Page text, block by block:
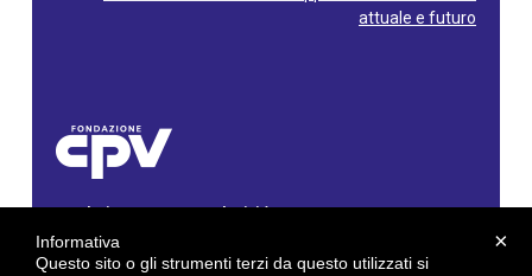
attuale e futuro
Fondazione Centro Produttività Veneto
Via Gioacchino Rossini, 60 - 36100 Vicenza - Italy
Tel. 0444/960500 - Fax 0444/1932220
×
Informativa
Questo sito o gli strumenti terzi da questo utilizzati si